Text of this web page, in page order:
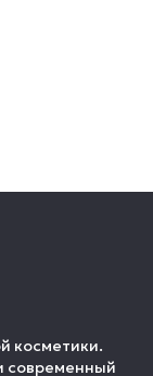
косметики.
современный